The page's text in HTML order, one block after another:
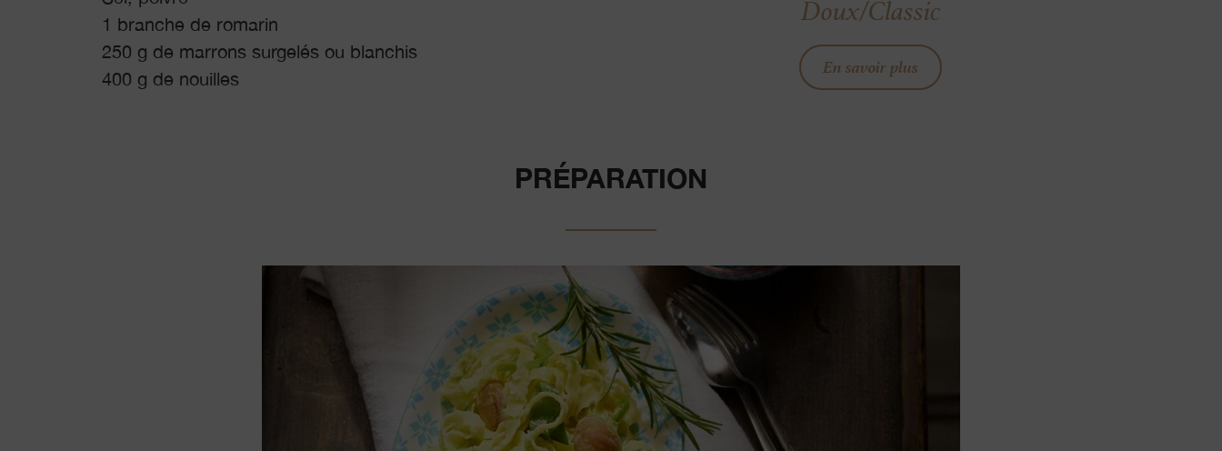
1 branche de romarin
250 g de marrons surgelés ou blanchis
400 g de nouilles
Doux/Classic
En savoir plus
PRÉPARATION